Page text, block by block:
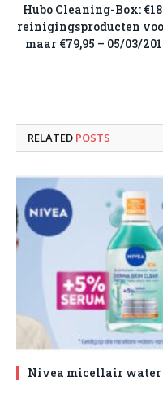
Hubo Cleaning-Box:
reinigingsproducten
maar €79,95 – 05/03/
RELATED POSTS
Nivea micellair water